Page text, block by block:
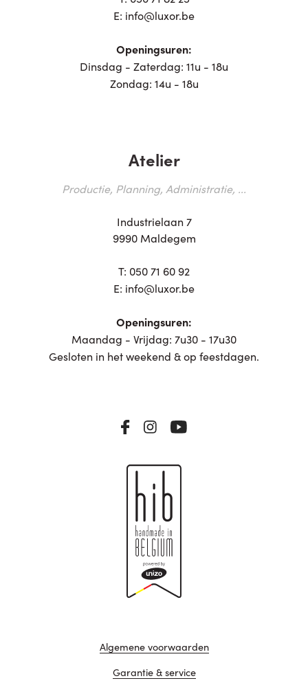
E: info@luxor.be
Openingsuren:
Dinsdag - Zaterdag: 11u - 18u
Zondag: 14u - 18u
Atelier
Productie, Planning, Administratie, ...
Industrielaan 7
9990 Maldegem
T: 050 71 60 92
E: info@luxor.be
Openingsuren:
Maandag - Vrijdag: 7u30 - 17u30
Gesloten in het weekend & op feestdagen.
Algemene voorwaarden
Garantie & service